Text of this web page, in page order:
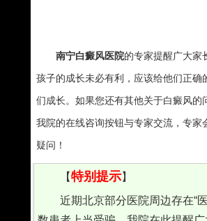
南宁白癜风医院的专家提醒广大家
孩子的成长未必有利，应该给他们正确
们成长。如果您还有其他关于白癜风的
我院的在线咨询按钮与专家交流，专家
疑问！
【特别提示】
近期北京部分医院周边存在“